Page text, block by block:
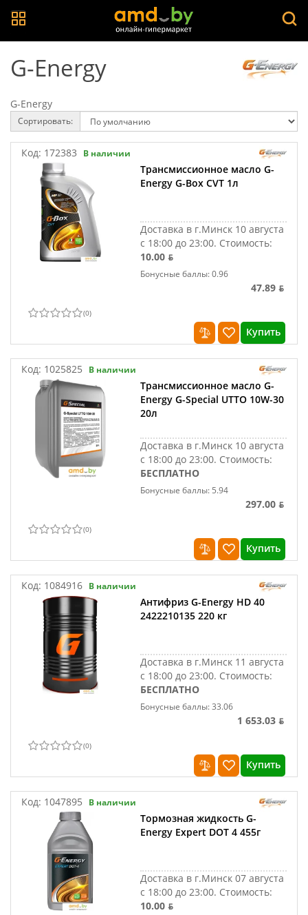
G-Energy
G-Energy
Сортировать:
Код: 172383 В наличии
Трансмиссионное масло G-
Energy G-Box CVT 1л
Доставка в г.Минск 10 августа
с 18:00 до 23:00. Стоимость:
10.00 ƃ
Бонусные баллы: 0.96
47.89 ƃ
(0)
Купить
Код: 1025825 В наличии
Трансмиссионное масло G-
Energy G-Special UTTO 10W-30
20л
Доставка в г.Минск 10 августа
с 18:00 до 23:00. Стоимость:
БЕСПЛАТНО
Бонусные баллы: 5.94
297.00 ƃ
(0)
Купить
Код: 1084916 В наличии
Антифриз G-Energy HD 40
2422210135 220 кг
Доставка в г.Минск 11 августа
с 18:00 до 23:00. Стоимость:
БЕСПЛАТНО
Бонусные баллы: 33.06
1 653.03 ƃ
(0)
Купить
Код: 1047895 В наличии
Тормозная жидкость G-
Energy Expert DOT 4 455г
Доставка в г.Минск 07 августа
с 18:00 до 23:00. Стоимость:
10.00 ƃ